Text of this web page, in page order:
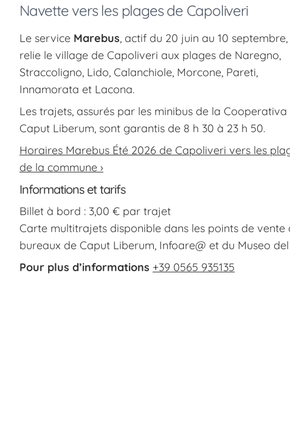
Navette vers les plages de Capoliveri
Le service Marebus, actif du 20 juin au 10 septembre,
relie le village de Capoliveri aux plages de Naregno,
Straccoligno, Lido, Calanchiole, Morcone, Pareti,
Innamorata et Lacona.
Les trajets, assurés par les minibus de la Cooperativa
Caput Liberum, sont garantis de 8 h 30 à 23 h 50.
Horaires Marebus Été 2026 de Capoliveri vers les
de la commune ›
Informations et tarifs
Billet à bord : 3,00 € par trajet
Carte multitrajets disponible dans les points de
bureaux de Caput Liberum, Infoare@ et du Museo
Pour plus d’informations +39 0565 935135